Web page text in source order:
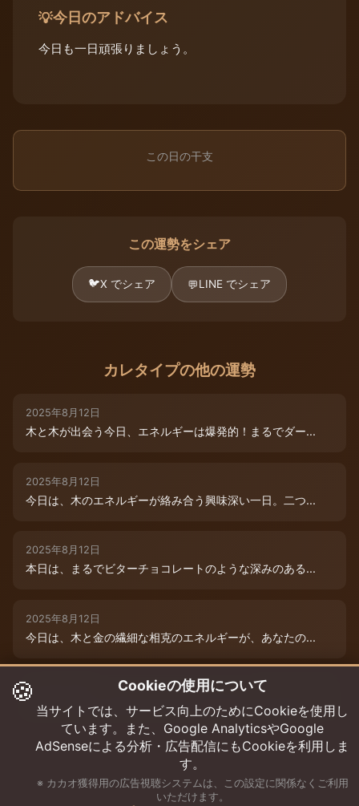
💡今日のアドバイス
今日も一日頑張りましょう。
この日の干支
この運勢をシェア
🐦X でシェア 💬LINE でシェア
カレタイプの他の運勢
2025年8月12日
木と木が出会う今日、エネルギーは爆発的！まるでダー...
2025年8月12日
今日は、木のエネルギーが絡み合う興味深い一日。二つ...
2025年8月12日
本日は、まるでビターチョコレートのような深みのある...
2025年8月12日
今日は、木と金の繊細な相克のエネルギーが、あなたの...
2025年8月9日
今日は、あなたの木のエネルギーが最高潮！まるでダー...
🍪 Cookieの使用について
当サイトでは、サービス向上のためにCookieを使用し
ています。また、Google AnalyticsやGoogle
AdSenseによる分析・広告配信にもCookieを利用しま
す。
※ カカオ獲得用の広告視聴システムは、この設定に関係なくご利用
いただけます。